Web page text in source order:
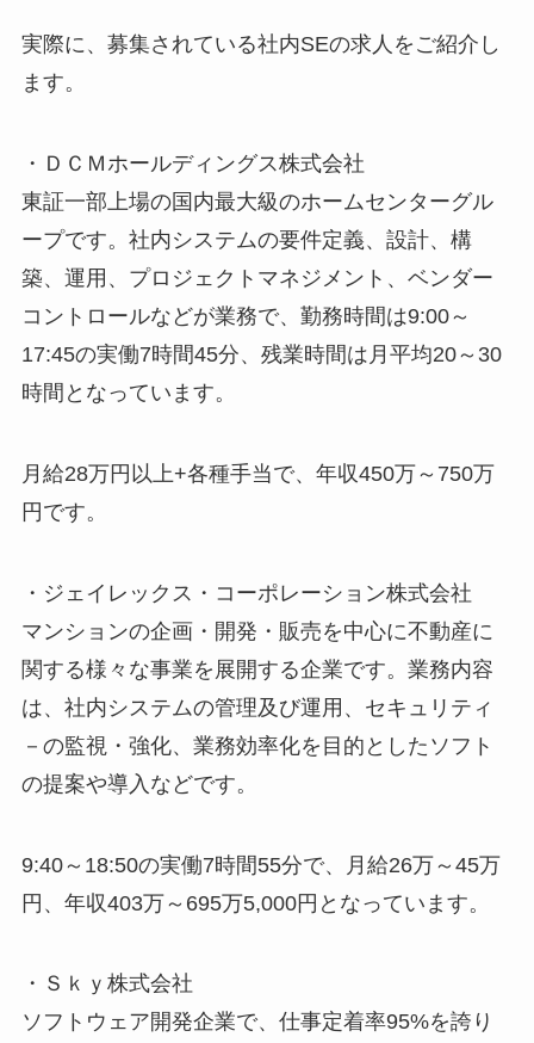
実際に、募集されている社内SEの求人をご紹介し
ます。
・ＤＣＭホールディングス株式会社
東証一部上場の国内最大級のホームセンターグル
ープです。社内システムの要件定義、設計、構
築、運用、プロジェクトマネジメント、ベンダー
コントロールなどが業務で、勤務時間は9:00～
17:45の実働7時間45分、残業時間は月平均20～30
時間となっています。
月給28万円以上+各種手当で、年収450万～750万
円です。
・ジェイレックス・コーポレーション株式会社
マンションの企画・開発・販売を中心に不動産に
関する様々な事業を展開する企業です。業務内容
は、社内システムの管理及び運用、セキュリティ
－の監視・強化、業務効率化を目的としたソフト
の提案や導入などです。
9:40～18:50の実働7時間55分で、月給26万～45万
円、年収403万～695万5,000円となっています。
・Ｓｋｙ株式会社
ソフトウェア開発企業で、仕事定着率95%を誇り